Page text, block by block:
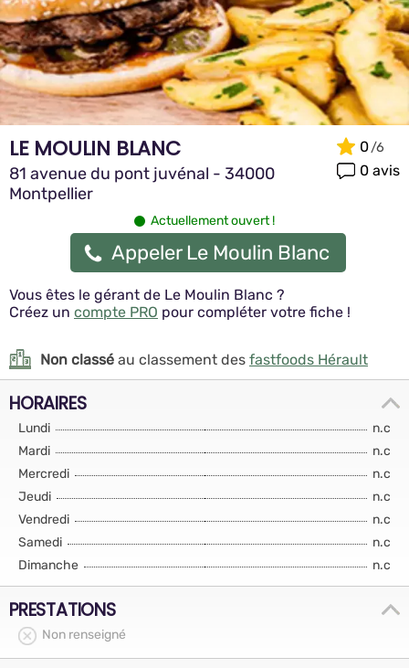
LE MOULIN BLANC
81 avenue du pont juvénal - 34000
Montpellier
0
0 avis
Actuellement ouvert !
Appeler Le Moulin Blanc
Vous êtes le gérant de Le Moulin Blanc ?
Créez un compte PRO pour compléter votre fiche !
Non classé au classement des fastfoods Hérault
HORAIRES
Lundi
n.c
Mardi
n.c
Mercredi
n.c
Jeudi
n.c
Vendredi
n.c
Samedi
n.c
Dimanche
n.c
PRESTATIONS
Non renseigné